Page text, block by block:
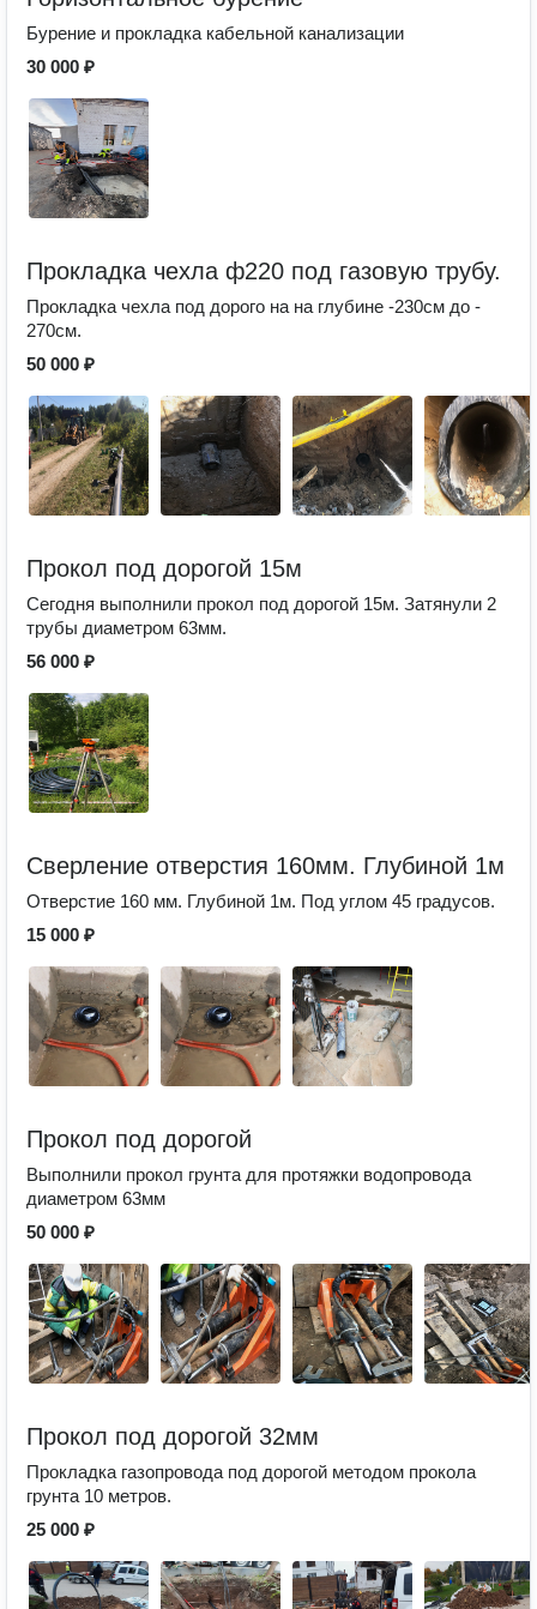
Бурение и прокладка кабельной канализации
30 000 ₽
Прокладка чехла ф220 под газовую трубу.
Прокладка чехла под дорого на на глубине -230см до -
270см.
50 000 ₽
Прокол под дорогой 15м
Сегодня выполнили прокол под дорогой 15м. Затянули 2
трубы диаметром 63мм.
56 000 ₽
Сверление отверстия 160мм. Глубиной 1м
Отверстие 160 мм. Глубиной 1м. Под углом 45 градусов.
15 000 ₽
Прокол под дорогой
Выполнили прокол грунта для протяжки водопровода
диаметром 63мм
50 000 ₽
Прокол под дорогой 32мм
Прокладка газопровода под дорогой методом прокола
грунта 10 метров.
25 000 ₽